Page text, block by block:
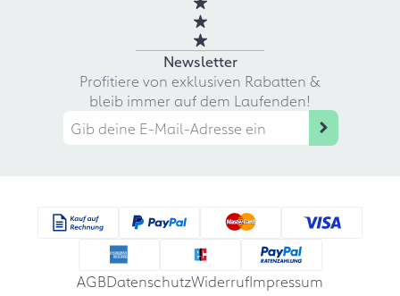
Newsletter
Profitiere von exklusiven Rabatten &
bleib immer auf dem Laufenden!
AGBDatenschutzWiderrufImpressum